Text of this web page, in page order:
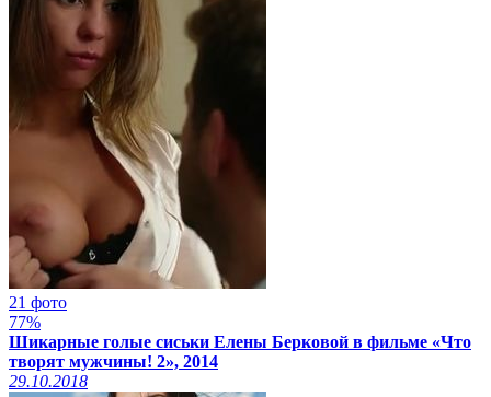
21 фото
77%
Шикарные голые сиськи Елены Берковой в фильме «Что
творят мужчины! 2», 2014
29.10.2018